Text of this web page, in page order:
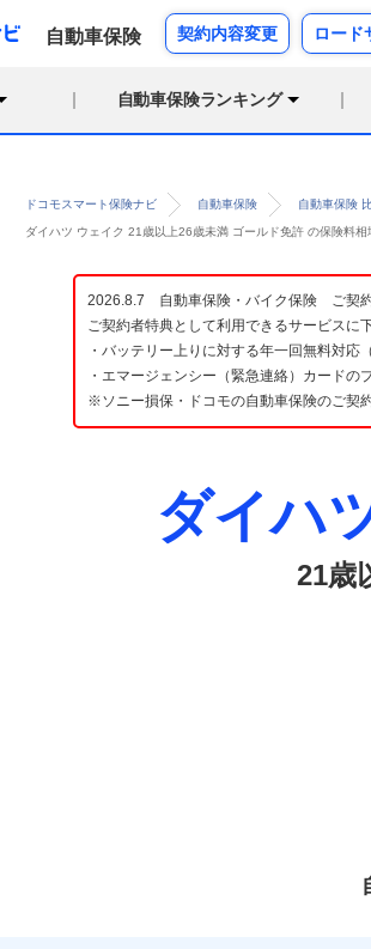
自動車保険 契約内容変更 ロード
自動車保険ランキング
ドコモスマート保険ナビ 自動車保険 自動車保険
ダイハツ ウェイク 21歳以上26歳未満 ゴールド免許 の保険料相
2026.8.7 自動車保険・バイク保険 ご契
ご契約者特典として利用できるサービスに
・バッテリー上りに対する年一回無料対応
・エマージェンシー（緊急連絡）カードの
※ソニー損保・ドコモの自動車保険のご契
ダイハ
21歳